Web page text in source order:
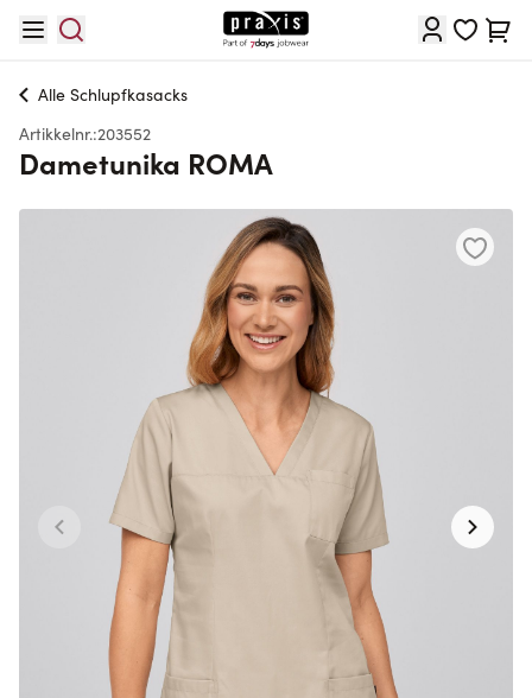
Cart
Alle Schlupfkasacks
Artikkelnr.:203552
Dametunika ROMA